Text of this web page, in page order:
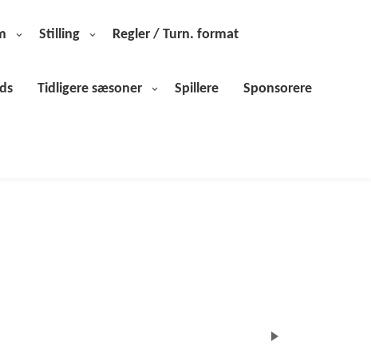
Stilling Regler / Turn. format
Tidligere sæsoner Spillere Sponsorere